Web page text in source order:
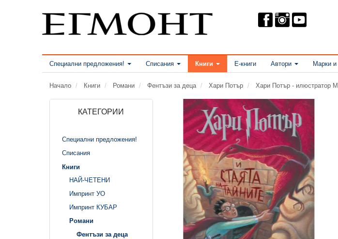
Специални предложения! Списания Книги Е-книги Автори Марки и
Начало Книги Романи Фентъзи за деца Хари Потър Хари Потър - илюстратор
КАТЕГОРИИ
Специални предложения!
Списания
Книги
НАЙ-ЧЕТЕНИ
Импринт УО
Импринт КУБАР
Романи
Фентъзи за деца